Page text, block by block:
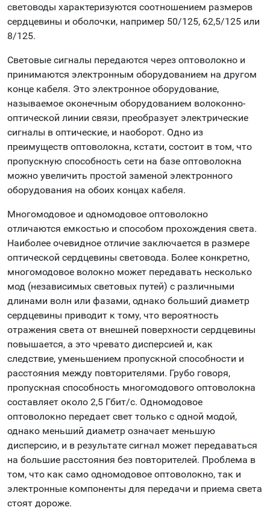
световоды характеризуются соотношением размеров
сердцевины и оболочки, например 50/125, 62,5/125 или
8/125.
Световые сигналы передаются через оптоволокно и
принимаются электронным оборудованием на другом
конце кабеля. Это электронное оборудование,
называемое оконечным оборудованием волоконно-
оптической линии связи, преобразует электрические
сигналы в оптические, и наоборот. Одно из
преимуществ оптоволокна, кстати, состоит в том, что
пропускную способность сети на базе оптоволокна
можно увеличить простой заменой электронного
оборудования на обоих концах кабеля.
Многомодовое и одномодовое оптоволокно
отличаются емкостью и способом прохождения света.
Наиболее очевидное отличие заключается в размере
оптической сердцевины световода. Более конкретно,
многомодовое волокно может передавать несколько
мод (независимых световых путей) с различными
длинами волн или фазами, однако больший диаметр
сердцевины приводит к тому, что вероятность
отражения света от внешней поверхности сердцевины
повышается, а это чревато дисперсией и, как
следствие, уменьшением пропускной способности и
расстояния между повторителями. Грубо говоря,
пропускная способность многомодового оптоволокна
составляет около 2,5 Гбит/с. Одномодовое
оптоволокно передает свет только с одной модой,
однако меньший диаметр означает меньшую
дисперсию, и в результате сигнал может передаваться
на большие расстояния без повторителей. Проблема в
том, что как само одномодовое оптоволокно, так и
электронные компоненты для передачи и приема света
стоят дороже.